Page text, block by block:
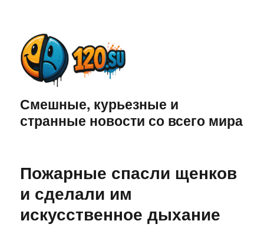
Смешные, курьезные и
странные новости со всего мира
Пожарные спасли щенков
и сделали им
искусственное дыхание